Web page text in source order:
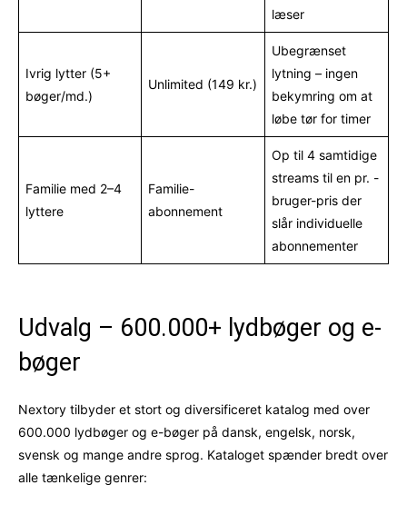
læser
Ivrig lytter (5+
bøger/md.)
Unlimited (149 kr.)
Ubegrænset
lytning – ingen
bekymring om at
løbe tør for timer
Familie med 2–4
lyttere
Familie-
abonnement
Op til 4 samtidige
streams til en pr. -
bruger-pris der
slår individuelle
abonnementer
Udvalg – 600.000+ lydbøger og e-
bøger
Nextory tilbyder et stort og diversificeret katalog med over
600.000 lydbøger og e-bøger på dansk, engelsk, norsk,
svensk og mange andre sprog. Kataloget spænder bredt over
alle tænkelige genrer: